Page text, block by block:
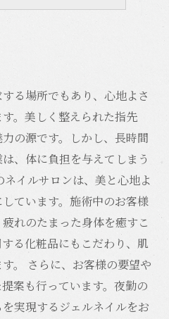
る場所でもあり、心地よさ
。美しく整えられた指先
の源です。しかし、長時間
、体に負担を与えてしまう
イルサロンは、美と心地よ
ています。施術中のお客様
れのたまった身体を癒すこ
る化粧品にもこだわり、肌
。 さらに、お客様の要望や
案も行っています。夜勤の
実現するジェルネイルをお